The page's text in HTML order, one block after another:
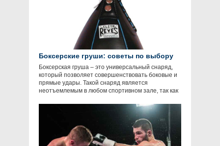
Боксерские груши: советы по выбору
Боксерская груша – это универсальный снаряд,
который позволяет совершенствовать боковые и
прямые удары. Такой снаряд является
неотъемлемым в любом спортивном зале, так как